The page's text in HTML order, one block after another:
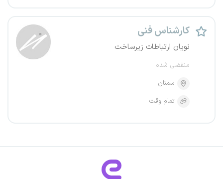
کارشناس فنی
نویان ارتباطات زیرساخت
منقضی شده
سمنان
تمام وقت